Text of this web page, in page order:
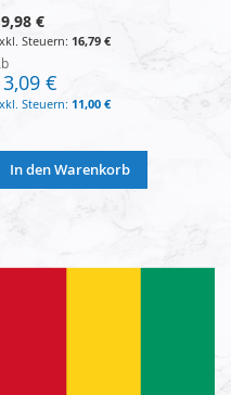
€
16,79 €
€
11,00 €
In den Warenkorb